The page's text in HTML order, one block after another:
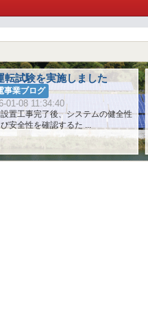
転試験を実施しました
事業ブログ
01-08 11:34:40
置工事完了後、システムの健全性
安全性を確認するた ...